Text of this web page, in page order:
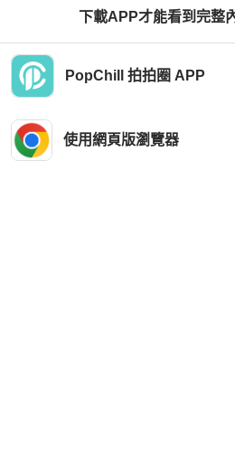
下載APP才能看到完整
PopChill 拍拍圈 APP
使用網頁版瀏覽器